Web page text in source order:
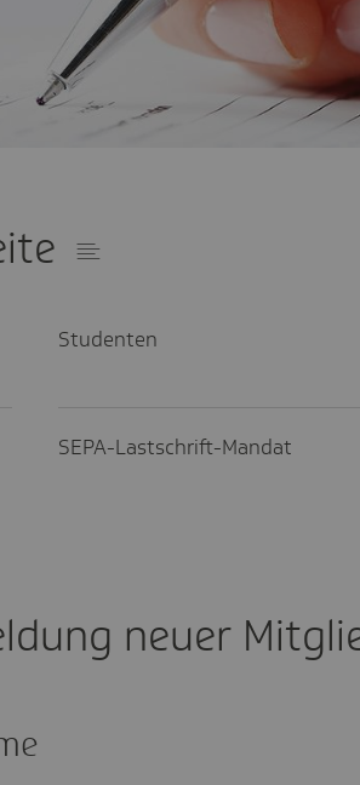
Studenten
SEPA-Last­schrift-Mandat
neuer